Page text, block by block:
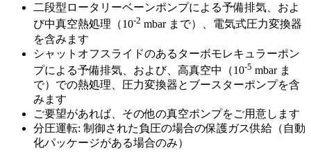
二段型ロータリーベーンポンプによる予備排気、およ
び中真空熱処理（10-2 mbar まで）、電気式圧力変換器
を含みます
シャットオフスライドのあるターボモレキュラーポン
プによる予備排気、および、高真空中（10-5 mbar ま
で）での熱処理、圧力変換器とブースターポンプを含
みます
ご要望があれば、その他の真空ポンプをご用意します
分圧運転: 制御された負圧の場合の保護ガス供給（自動
化パッケージがある場合のみ）